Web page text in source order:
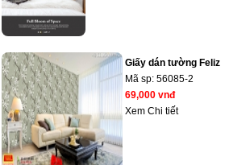
Giấy dán tường Feliz
Mã sp: 56085-2
69,000 vnđ
Xem Chi tiết